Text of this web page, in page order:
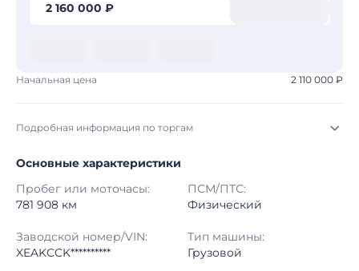
2 160 000 ₽
Начальная цена 2 110 000 ₽
Подробная информация по торгам
Начало торгов: 08.08.2026, 00:30 МСК
Конец торгов: 15.08.2026, 01:30 МСК
Тип аукциона: Открытые торги
Основные характеристики
Пробег или моточасы:
781 908 км
ПСМ/ПТС:
Физический
Заводской номер/VIN:
XEAKCCK**********
Тип машины:
Грузовой